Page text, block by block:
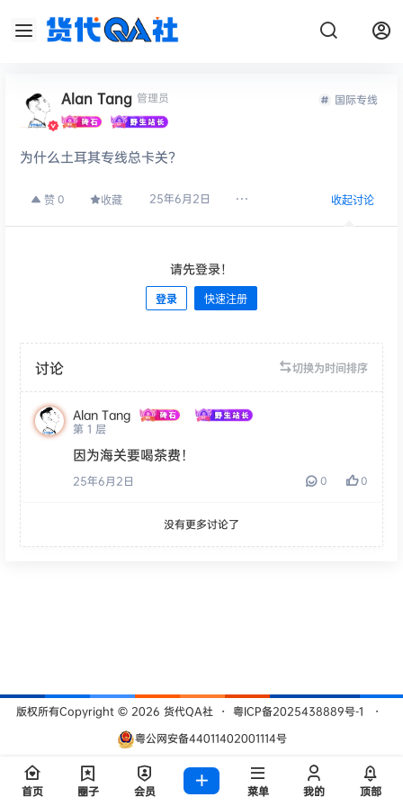
Alan Tang 管理员 国际专线
为什么土耳其专线总卡关？
赞 0 收藏 25年6月2日 收起讨论
请先登录！
登录 快速注册
讨论 切换为时间排序
Alan Tang
第 1 层
因为海关要喝茶费！
25年6月2日 0 0
没有更多讨论了
版权所有Copyright © 2026 货代QA社 ・ 粤ICP备2025438889号-1
・
粤公网安备44011402001114号
查询 209 次，耗时 0.5342 秒
首页
圈子 会员 菜单 我的 顶部